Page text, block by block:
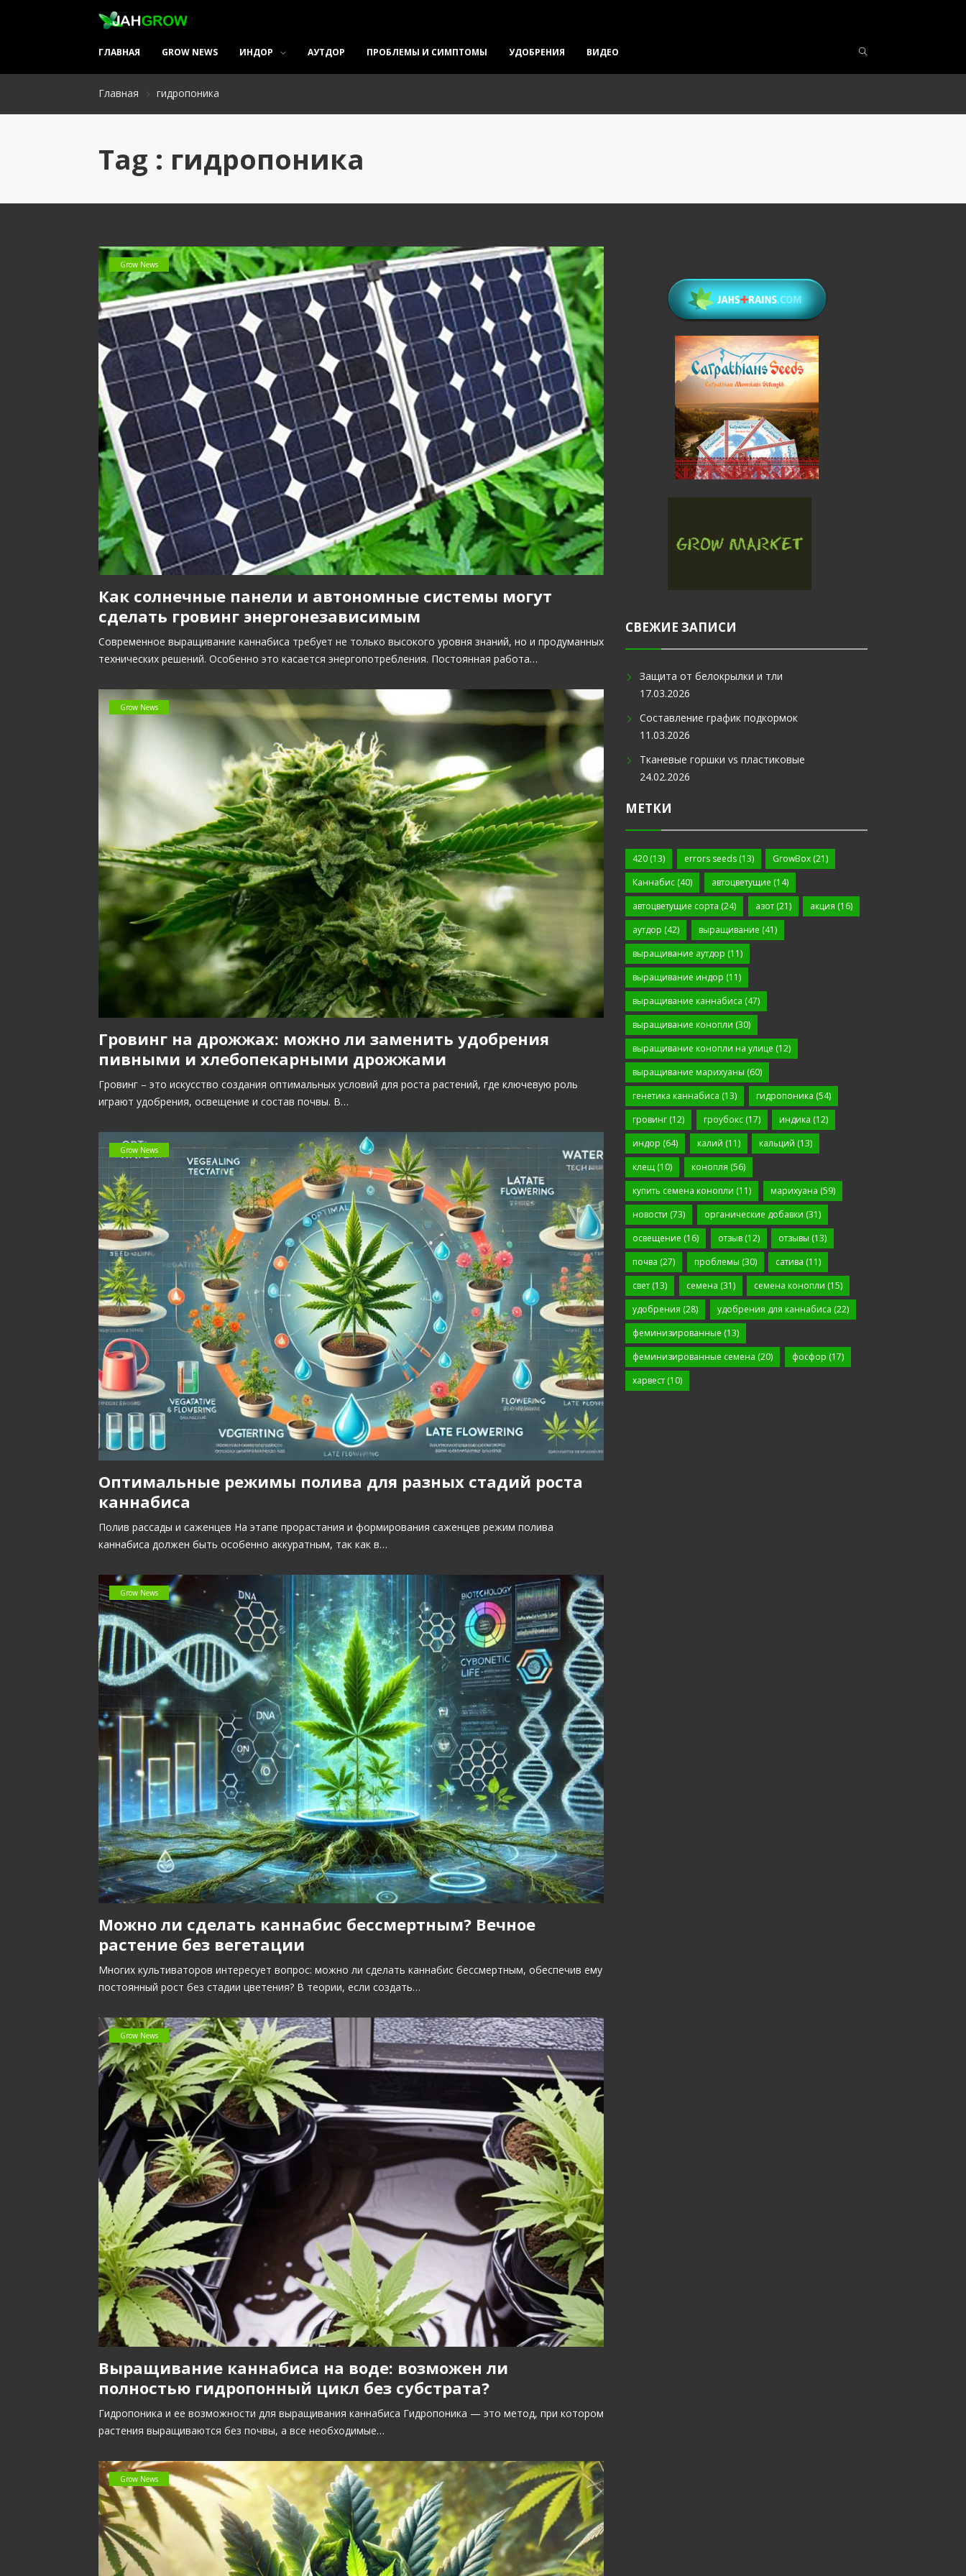
ГЛАВНАЯ GROW NEWS ИНДОР АУТДОР ПРОБЛЕМЫ И СИМПТОМЫ УДОБРЕНИЯ ВИДЕО
Главная гидропоника
Tag : гидропоника
Grow News
Как солнечные панели и автономные системы могут
сделать гровинг энергонезависимым
Современное выращивание каннабиса требует не только высокого уровня знаний, но и продуманных
технических решений. Особенно это касается энергопотребления. Постоянная работа…
Grow News
Гровинг на дрожжах: можно ли заменить удобрения
пивными и хлебопекарными дрожжами
Гровинг – это искусство создания оптимальных условий для роста растений, где ключевую роль
играют удобрения, освещение и состав почвы. В…
Grow News
Оптимальные режимы полива для разных стадий роста
каннабиса
Полив рассады и саженцев На этапе прорастания и формирования саженцев режим полива
каннабиса должен быть особенно аккуратным, так как в…
Grow News
Можно ли сделать каннабис бессмертным? Вечное
растение без вегетации
Многих культиваторов интересует вопрос: можно ли сделать каннабис бессмертным, обеспечив ему
постоянный рост без стадии цветения? В теории, если создать…
Grow News
Выращивание каннабиса на воде: возможен ли
полностью гидропонный цикл без субстрата?
Гидропоника и ее возможности для выращивания каннабиса Гидропоника — это метод, при котором
растения выращиваются без почвы, а все необходимые…
Grow News
СВЕЖИЕ ЗАПИСИ
Защита от белокрылки и тли
17.03.2026
Составление график подкормок
11.03.2026
Тканевые горшки vs пластиковые
24.02.2026
МЕТКИ
420 (13) errors seeds(13) GrowBox (21)
Каннабис (40) автоцветущие (14)
автоцветущие сорта (24) азот(21) акция (16)
аутдор (42) выращивание (41)
выращивание аутдор (11)
выращивание индор (11)
выращивание каннабиса (47)
выращивание конопли (30)
выращивание конопли на улице (12)
выращивание марихуаны (60)
генетика каннабиса (13) гидропоника (54)
гровинг (12) гроубокс(17) индика (12)
индор (64) калий (11) кальций (13)
клещ (10) конопля (56)
купить семена конопли (11) марихуана (59)
новости (73) органические добавки (31)
освещение (16) отзыв(12) отзывы (13)
почва (27) проблемы (30) сатива (11)
свет (13) семена (31) семена конопли (15)
удобрения (28) удобрения для каннабиса (22)
феминизированные (13)
феминизированные семена (20) фосфор (17)
харвест (10)